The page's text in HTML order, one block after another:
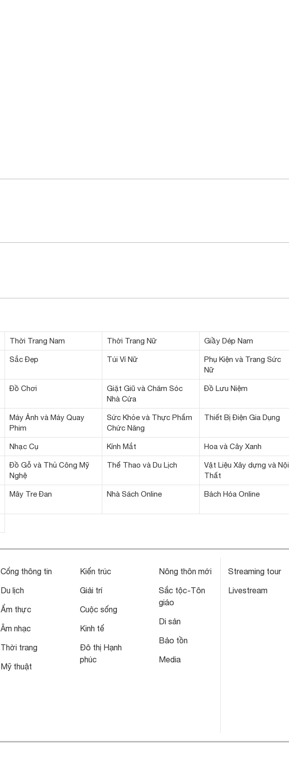
Thời Trang Nam Thời Trang Nữ Giầy Dép Nam
Sắc Đẹp Túi Ví Nữ
Phụ Kiện và Trang Sức
Nữ
Đồ Chơi
Giặt Giũ và Chăm Sóc
Nhà Cửa
Đồ Lưu Niệm
Máy Ảnh và Máy Quay
Phim
Sức Khỏe và Thực Phẩm
Chức Năng
Thiết Bị Điện Gia Dụng
Nhạc Cụ Kính Mắt Hoa và Cây Xanh
Đồ Gỗ và Thủ Công Mỹ
Nghệ
Thể Thao và Du Lịch
Vật Liệu Xây dựng và Nội
Thất
Mây Tre Đan Nhà Sách Online Bách Hóa Online
Cổng thông tin
Du lịch
Ẩm thực
Âm nhạc
Thời trang
Mỹ thuật
Kiến trúc
Giải trí
Cuộc sống
Kinh tế
Đô thị Hạnh
phúc
Nông thôn mới
Sắc tộc-Tôn
giáo
Di sản
Bảo tồn
Media
Streaming tour
Livestream